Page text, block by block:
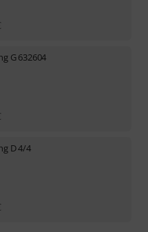
G 632604
D 4/4